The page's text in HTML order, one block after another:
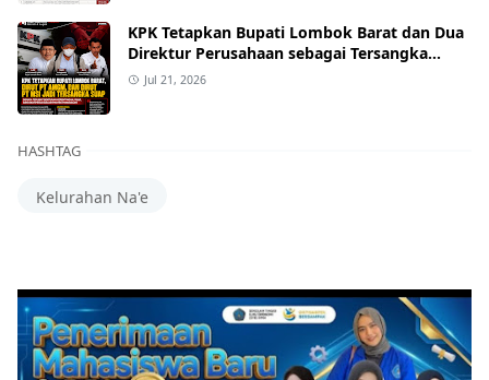
KPK Tetapkan Bupati Lombok Barat dan Dua
Direktur Perusahaan sebagai Tersangka
Dugaan Suap Proyek
Jul 21, 2026
HASHTAG
Kelurahan Na'e